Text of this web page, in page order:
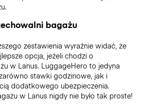
bagażu
zestawienia wyraźnie widać, że
opcja, jeżeli chodzi o
w Lanus. LuggageHero to jedyna
stawki godzinowe, jak i
dodatkowego ubezpieczenia.
w Lanusnigdy nie było tak proste!